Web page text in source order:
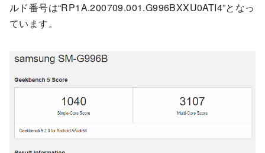
ルド番号は“RP1A.200709.001.G996BXXU0ATI4”となっ
ています。